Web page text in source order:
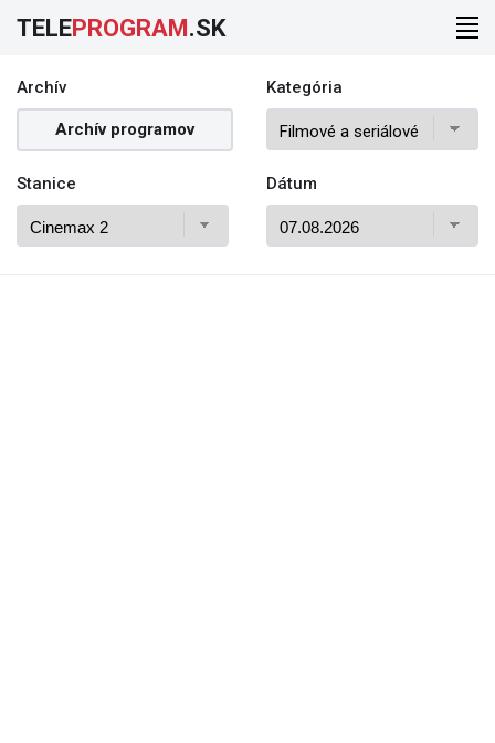
TELEPROGRAM.SK
Archív
Archív programov
Kategória
Stanice Dátum